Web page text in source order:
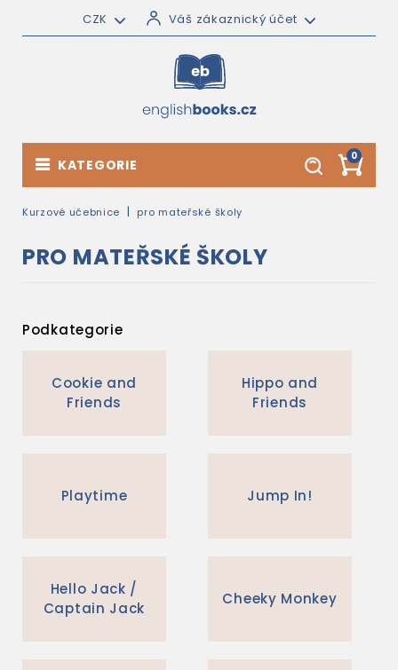
CZK Váš zákaznický účet
0
KATEGORIE
Kurzové učebnice pro mateřské školy
PRO MATEŘSKÉ ŠKOLY
Podkategorie
Cookie and
Friends
Hippo and
Friends
Playtime Jump In!
Hello Jack /
Captain Jack
Cheeky Monkey